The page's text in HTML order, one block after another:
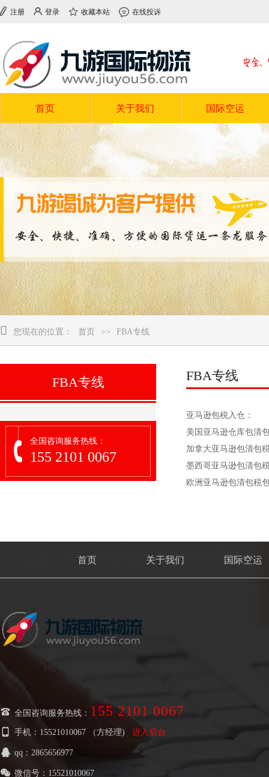
注册 登录 收藏本站 在线投诉
首页 关于我们 国际空运
 您现在的位置： 首页 >> FBA专线
FBA专线
全国咨询服务热线：
155 2101 0067
FBA专线
亚马逊包税入仓：
美国亚马逊仓库包清
加拿大亚马逊包清包
墨西哥亚马逊包清包
欧洲亚马逊包清包税
首页 关于我们 国际空运
 全国咨询服务热线： 155 2101 0067
 手机：15521010067 （方经理) 进入后台
 qq：2865656977
 微信号：15521010067